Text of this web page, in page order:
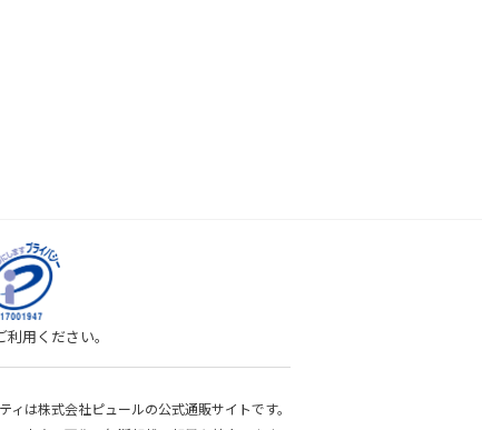
用ください。
ィは株式会社ピュールの公式通販サイトです。